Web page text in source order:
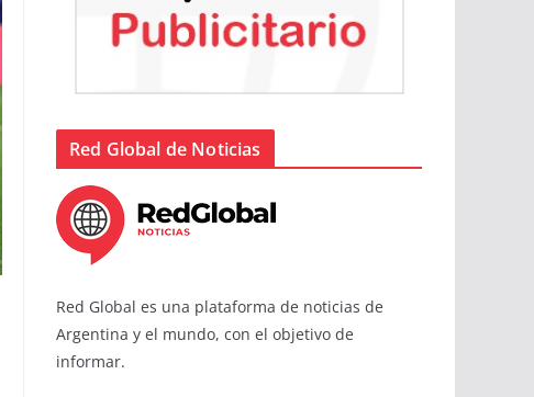
Red Global de Noticias
Red Global es una plataforma de noticias de
Argentina y el mundo, con el objetivo de
informar.